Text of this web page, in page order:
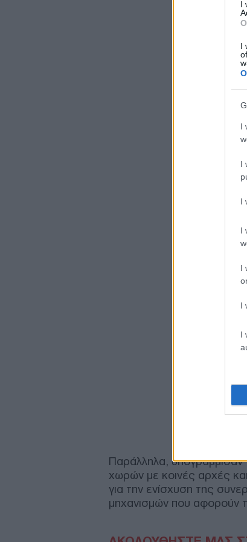
I
I
I
I
I
I
I
I
I
Παράλληλα,
χωρών με κοινές αρχές
για την ενίσχυση της
μηχανισμών που αφορούν